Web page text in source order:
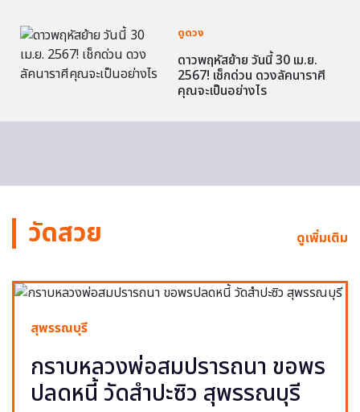
ดูดวง
ดาวพฤหัสย้าย วันนี้ 30 เม.ย.
2567! เช็กด่วน ดวงลัคนาราศี
คุณจะเป็นอย่างไร
วัดสวย ดูเพิ่มเติม
สุพรรณบุรี
กราบหลวงพ่อสมปรารถนา ขอพร
ปลดหนี้ วัดสำปะซิว สุพรรณบุรี